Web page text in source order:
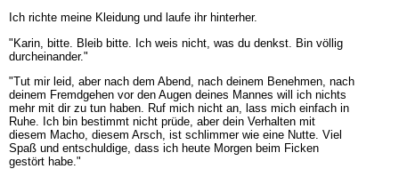
Ich richte meine Kleidung und laufe ihr hinterher.
"Karin, bitte. Bleib bitte. Ich weis nicht, was du denkst. Bin völlig
durcheinander."
"Tut mir leid, aber nach dem Abend, nach deinem Benehmen, nach
deinem Fremdgehen vor den Augen deines Mannes will ich nichts
mehr mit dir zu tun haben. Ruf mich nicht an, lass mich einfach in
Ruhe. Ich bin bestimmt nicht prüde, aber dein Verhalten mit
diesem Macho, diesem Arsch, ist schlimmer wie eine Nutte. Viel
Spaß und entschuldige, dass ich heute Morgen beim Ficken
gestört habe."